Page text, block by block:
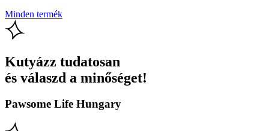
Minden termék
Kutyázz tudatosan
és válaszd a minőséget!
Pawsome Life Hungary